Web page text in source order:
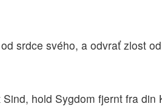
srdce svého, a odvrať zlost
hold Sygdom fjernt fra